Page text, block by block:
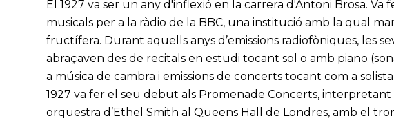
El 1927 va ser un any d'inflexió en la carrera d'Antoni Brosa. Va
musicals per a la ràdio de la BBC, una institució amb la qual
fructífera. Durant aquells anys d’emissions radiofòniques, les
abraçaven des de recitals en estudi tocant sol o amb piano
a música de cambra i emissions de concerts tocant com a
1927 va fer el seu debut als Promenade Concerts,
orquestra d’Ethel Smith al Queens Hall de Londres, amb el